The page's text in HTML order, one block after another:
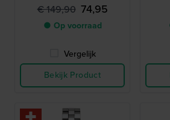
€ 149,90 74,95
● Op voorraad
Vergelijk
Bekijk Product